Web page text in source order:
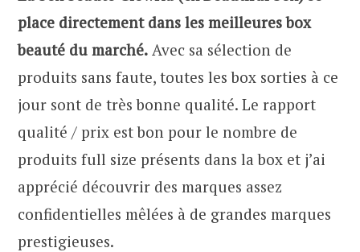
place directement dans les meilleures box
beauté du marché. Avec sa sélection de
produits sans faute, toutes les box sorties à ce
jour sont de très bonne qualité. Le rapport
qualité / prix est bon pour le nombre de
produits full size présents dans la box et j’ai
apprécié découvrir des marques assez
confidentielles mêlées à de grandes marques
prestigieuses.